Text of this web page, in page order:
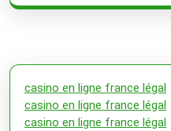
casino en ligne france légal
casino en ligne france légal
casino en ligne france légal